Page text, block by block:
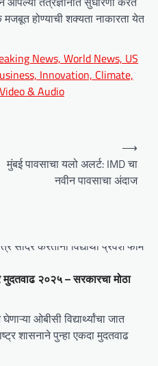
होण्याची शक्यता नाकारता येत
News, World News, US
Innovation, Climate,
& Audio
मुंबई पावसाचा यलो अलर्ट: IMD चा
नवीन पावसाचा अंदाज
⟶
मुदतवाढ २०२५ – सरकारचा मोठा
ओबीसी विद्यार्थ्यांचा जात
शासनाने पुन्हा एकदा मुदतवाढ